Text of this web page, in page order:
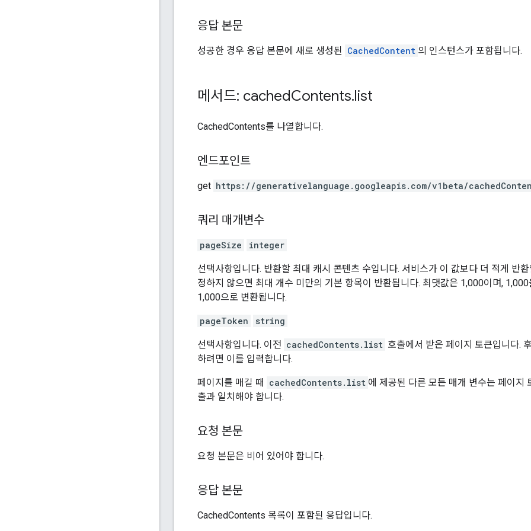
응답 본문
성공한 경우 응답 본문에 새로 생성된 CachedContent 의 인스턴스가 포함됩니다.
메서드: cachedContents.list
CachedContents를 나열합니다.
엔드포인트
get https: / /generativelanguage.googleapis.com/v1beta/
쿼리 매개변수
pageSize integer
선택사항입니다. 반환할 최대 캐시 콘텐츠 수입니다. 서비스가 이 값보다 더 적게 반
정하지 않으면 최대 개수 미만의 기본 항목이 반환됩니다. 최댓값은 1,000이며,
1,000으로 변환됩니다.
pageToken string
선택사항입니다. 이전 cachedContents.list 호출에서 받은 페이지 토큰입니다.
하려면 이를 입력합니다.
페이지를 매길 때 cachedContents.list 에 제공된 다른 모든 매개 변수는 페이지
출과 일치해야 합니다.
요청 본문
요청 본문은 비어 있어야 합니다.
응답 본문
CachedContents 목록이 포함된 응답입니다.